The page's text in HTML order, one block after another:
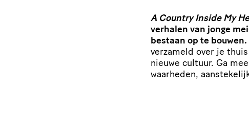
A Country Inside My
verhalen van jonge
bestaan op te bouwen.
verzameld over je
nieuwe cultuur. Ga
waarheden,